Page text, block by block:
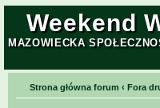
Weekend
MAZOWIECKA
Strona główna forum ‹ Fora